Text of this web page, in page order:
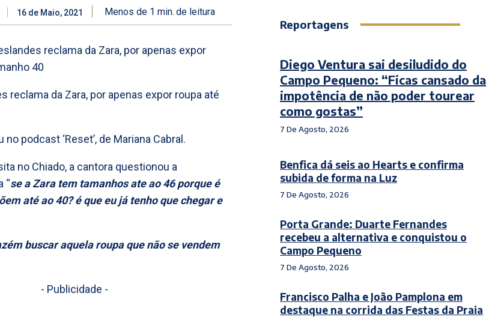
16 de Maio, 2021 Menos de 1 min. de leitura
reclama da Zara, por apenas expor roupa até
podcast ‘Reset’, de Mariana Cabral.
no Chiado, a cantora questionou a
“se a Zara tem tamanhos ate ao 46 porque é
até ao 40? é que eu já tenho que chegar e
buscar aquela roupa que não se vendem
- Publicidade -
Reportagens
Diego Ventura sai desiludido do
Campo Pequeno: “Ficas cansado da
impotência de não poder tourear
como gostas”
7 De Agosto, 2026
Benfica dá seis ao Hearts e confirma
subida de forma na Luz
7 De Agosto, 2026
Porta Grande: Duarte Fernandes
recebeu a alternativa e conquistou o
Campo Pequeno
7 De Agosto, 2026
Francisco Palha e João Pamplona em
destaque na corrida das Festas da Praia